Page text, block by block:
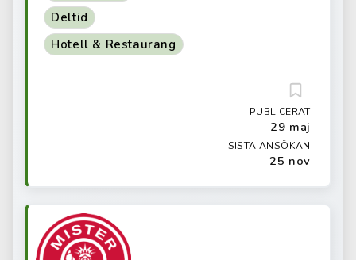
Deltid
Hotell & Restaurang
PUBLICERAT
29 maj
SISTA ANSÖKAN
25 nov